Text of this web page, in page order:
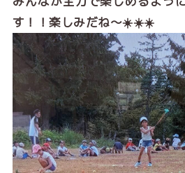
す！！楽しみだね～☀️☀️☀️